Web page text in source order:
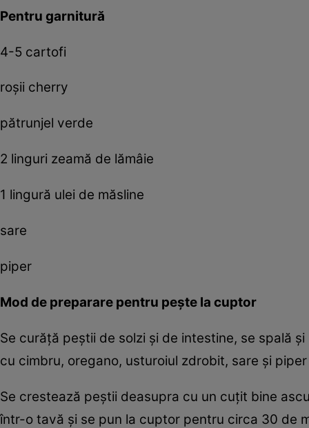
Pentru garnitură
4-5 cartofi
roşii cherry
pătrunjel verde
2 linguri zeamă de lămâie
1 lingură ulei de măsline
sare
piper
Mod de preparare pentru peşte la cuptor
Se curăţă peştii de solzi şi de intestine, se spală
cu cimbru, oregano, usturoiul zdrobit, sare şi
Se crestează peştii deasupra cu un cuţit bine
într-o tavă şi se pun la cuptor pentru circa 30 de